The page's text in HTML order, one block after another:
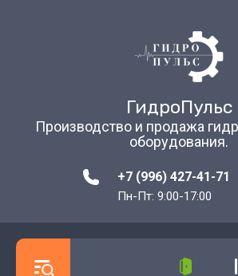
ГидроПульс
Производство и продажа
оборудования.
+7 (996) 427-41-71
Пн-Пт: 9:00-17:00